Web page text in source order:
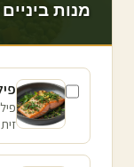
מנות